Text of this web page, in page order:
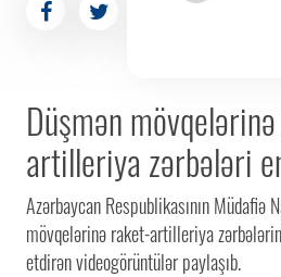
Düşmən
artilleriya zərbələri
Azərbaycan Respublikasının Müdafiə
mövqelərinə raket-artilleriya
etdirən videogörüntülər paylaşıb.